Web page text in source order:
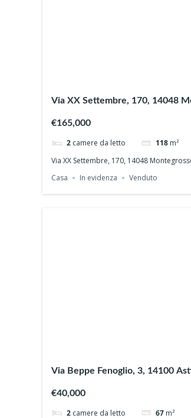
Via XX Settembre, 170, 14048
€165,000
2 camere da letto 118 m²
Via XX Settembre, 170, 14048
Casa
In evidenza Venduto
Via Beppe Fenoglio, 3, 14100
€40,000
2 camere da letto 67 m²